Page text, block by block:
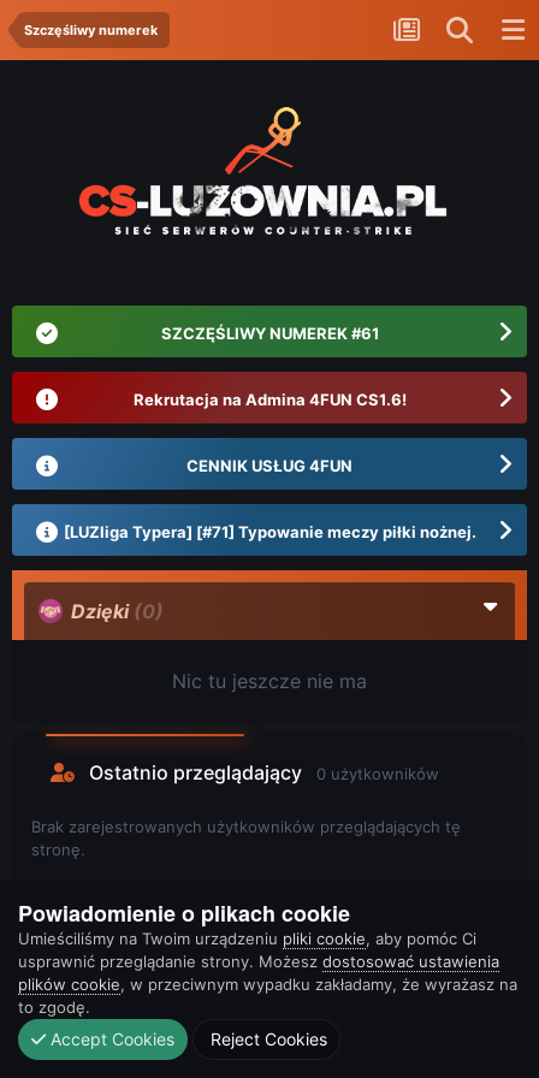
Szczęśliwy numerek
SZCZĘŚLIWY NUMEREK #61
Rekrutacja na Admina 4FUN CS1.6!
CENNIK USŁUG 4FUN
[LUZliga Typera] [#71] Typowanie meczy piłki nożnej.
Dzięki (0)
Nic tu jeszcze nie ma
Ostatnio przeglądający 0 użytkowników
Brak zarejestrowanych użytkowników przeglądających tę
stronę.
Powiadomienie o plikach cookie
Umieściliśmy na Twoim urządzeniu pliki cookie, aby pomóc Ci
usprawnić przeglądanie strony. Możesz dostosować ustawienia
plików cookie, w przeciwnym wypadku zakładamy, że wyrażasz na
to zgodę.
Accept Cookies Reject Cookies